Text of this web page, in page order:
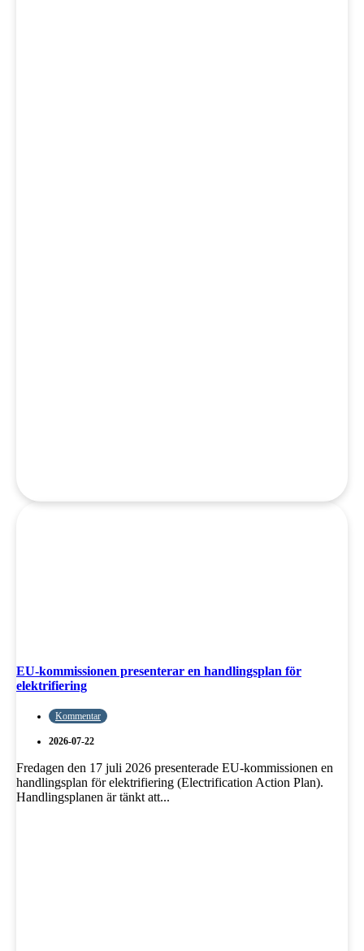
EU-kommissionen presenterar en handlingsplan för
elektrifiering
Kommentar
2026-07-22
Fredagen den 17 juli 2026 presenterade EU-kommissionen en
handlingsplan för elektrifiering (Electrification Action Plan).
Handlingsplanen är tänkt att...